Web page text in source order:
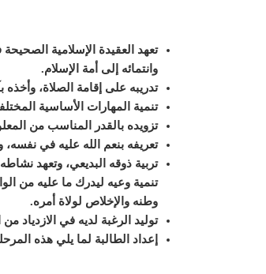
تعهد العقيدة الإسلامية
وانتمائه إلى أمة الإسلام.
تدريبه على إقامة الصلاة،
تنمية المهارات الأساسية
تزويده بالقدر المناسب من
تعريفه بنعم الله عليه في نفسه،
تربية ذوقه البديعي، وتعهد
تنمية وعيه ليدرك ما عليه من
وطنه والإخلاص لولاة أمره.
توليد الرغبة لديه في الازدياد
إعداد الطالبة لما يلي هذه